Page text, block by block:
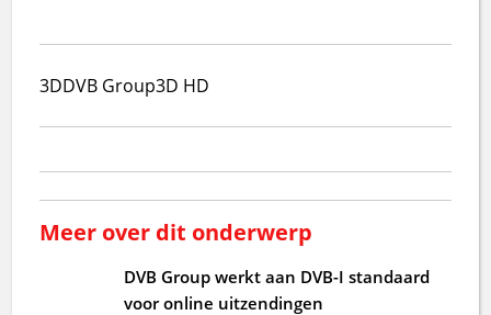
3DDVB Group3D HD
Meer over dit onderwerp
DVB Group werkt aan DVB-I standaard
voor online uitzendingen